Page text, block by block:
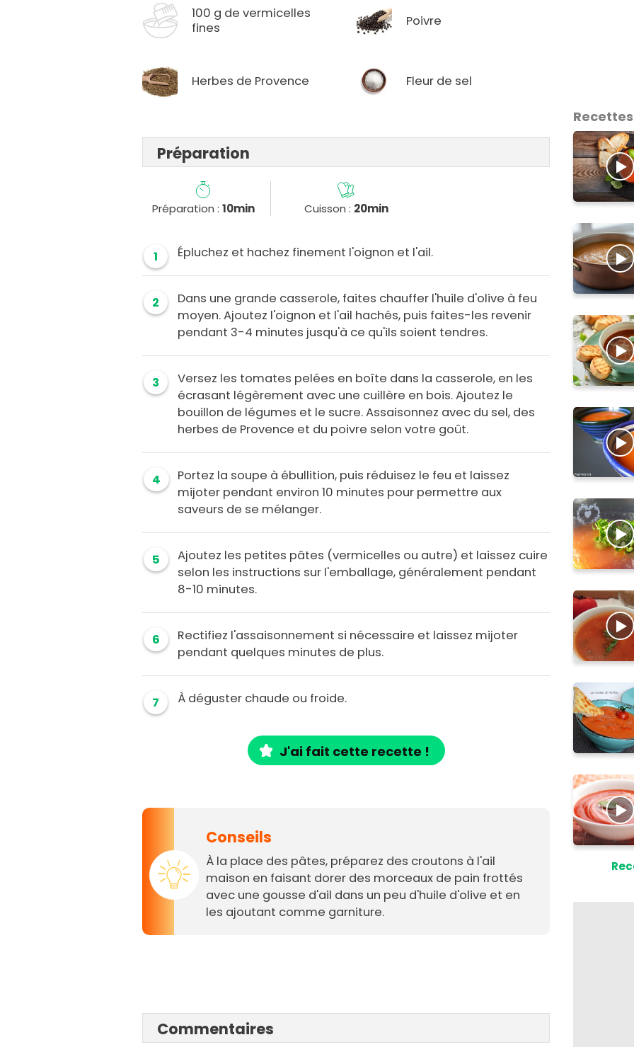
100 g de vermicelles
fines
Poivre
Herbes de Provence Fleur de sel
Préparation
Préparation : 10min Cuisson : 20min
1 Épluchez et hachez finement l'oignon et l'ail.
2
Dans une grande casserole, faites chauffer l'huile d'olive à feu
moyen. Ajoutez l'oignon et l'ail hachés, puis faites-les revenir
pendant 3-4 minutes jusqu'à ce qu'ils soient tendres.
3
Versez les tomates pelées en boîte dans la casserole, en les
écrasant légèrement avec une cuillère en bois. Ajoutez le
bouillon de légumes et le sucre. Assaisonnez avec du sel, des
herbes de Provence et du poivre selon votre goût.
4
Portez la soupe à ébullition, puis réduisez le feu et laissez
mijoter pendant environ 10 minutes pour permettre aux
saveurs de se mélanger.
5
Ajoutez les petites pâtes (vermicelles ou autre) et laissez cuire
selon les instructions sur l'emballage, généralement pendant
8-10 minutes.
6
Rectifiez l'assaisonnement si nécessaire et laissez mijoter
pendant quelques minutes de plus.
7 À déguster chaude ou froide.
J'ai fait cette recette !
Conseils
À la place des pâtes, préparez des croutons à l'ail
maison en faisant dorer des morceaux de pain frottés
avec une gousse d'ail dans un peu d'huile d'olive et en
les ajoutant comme garniture.
Commentaires